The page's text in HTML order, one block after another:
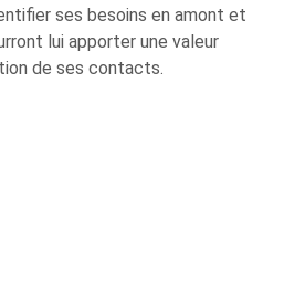
ses besoins en amont et
lui apporter une valeur
de ses contacts.